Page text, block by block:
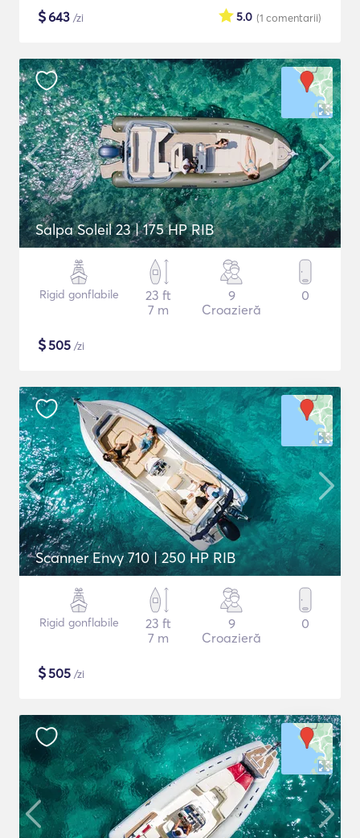
$643 /zi (1 comentarii)
5.0
Salpa Soleil 23 | 175 HP RIB
Rigid gonflabile
23 ft
7 m
9
Croazieră
0
$505 /zi
Scanner Envy 710 | 250 HP RIB
Rigid gonflabile
23 ft
7 m
9
Croazieră
0
$505 /zi